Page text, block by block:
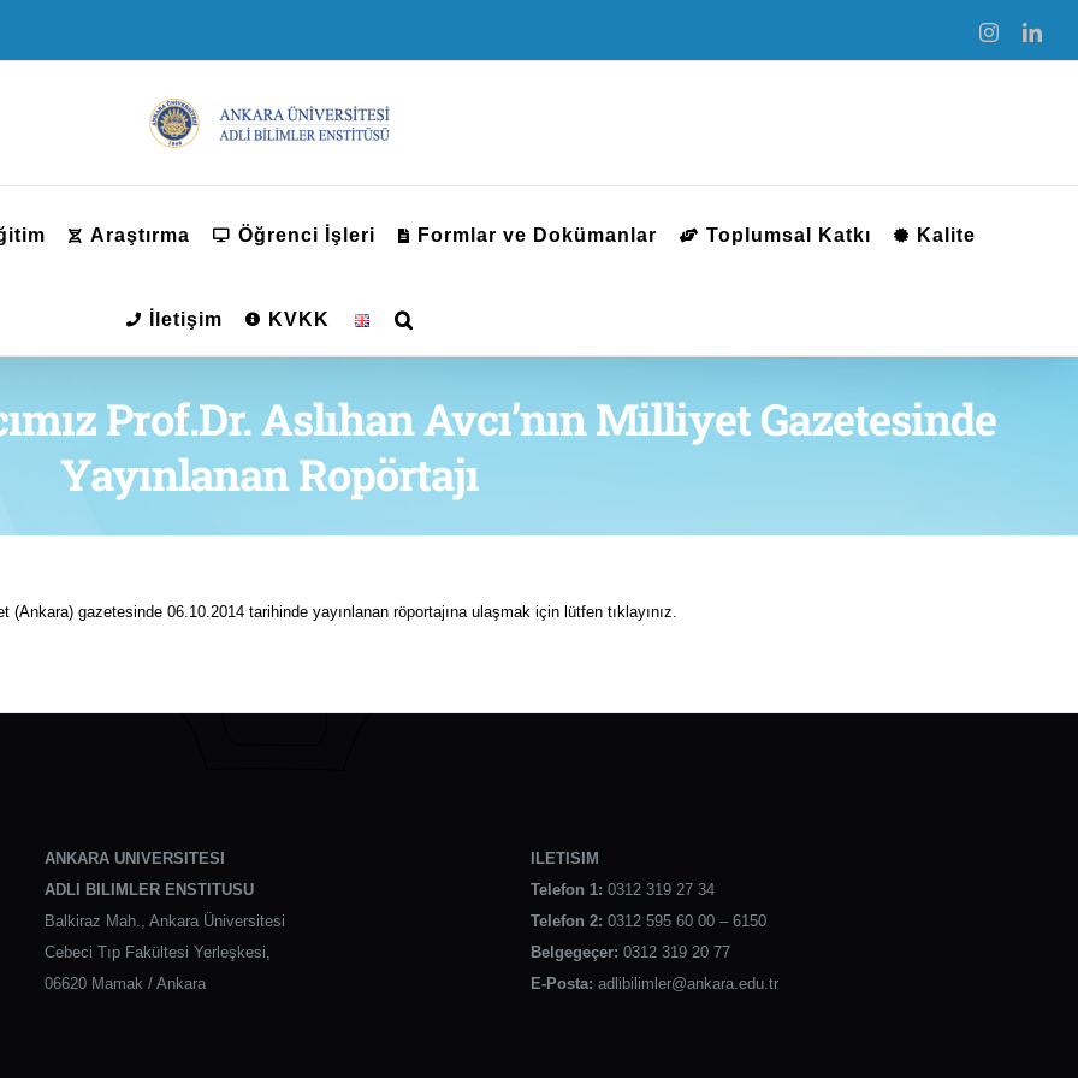
Instagram
Araştırma Öğrenci İşleri Formlar ve Dokümanlar Toplumsal Katkı Kalite
İletişim KVKK
Prof.Dr. Aslıhan Avcı’nın Milliyet Gazetesinde
Yayınlanan Ropörtajı
(Ankara) gazetesinde 06.10.2014 tarihinde yayınlanan röportajına ulaşmak için lütfen tıklayınız.
ANKARA UNIVERSITESI
ADLI BILIMLER ENSTITUSU
Balkiraz Mah., Ankara Üniversitesi
Cebeci Tıp Fakültesi Yerleşkesi,
06620 Mamak / Ankara
ILETISIM
Telefon 1: 0312 319 27 34
Telefon 2: 0312 595 60 00 – 6150
Belgegeçer: 0312 319 20 77
E-Posta: adlibilimler@ankara.edu.tr